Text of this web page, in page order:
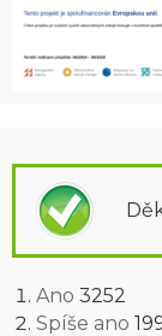
Ano 3252
Spíše ano